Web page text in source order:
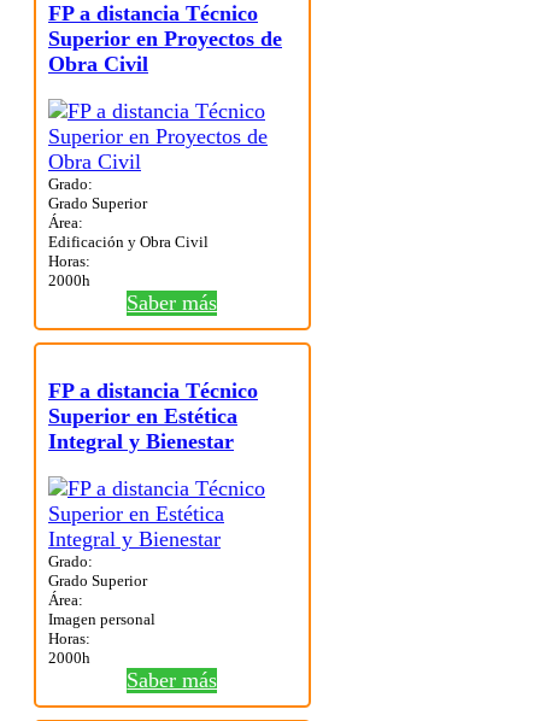
FP a distancia Técnico
Superior en Proyectos de
Obra Civil
Grado:
Grado Superior
Área:
Edificación y Obra Civil
Horas:
2000h
Saber más
FP a distancia Técnico
Superior en Estética
Integral y Bienestar
Grado:
Grado Superior
Área:
Imagen personal
Horas:
2000h
Saber más